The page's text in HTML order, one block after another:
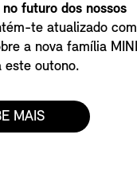
futuro dos nossos
te atualizado com
a nova família MINI
este outono.
MAIS